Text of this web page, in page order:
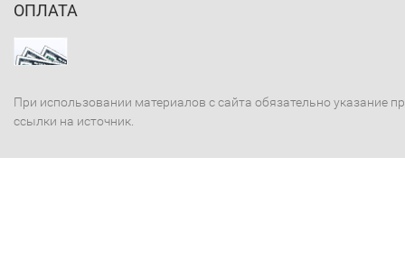
ОПЛАТА
При использовании материалов с сайта обязательно указание
ссылки на источник.